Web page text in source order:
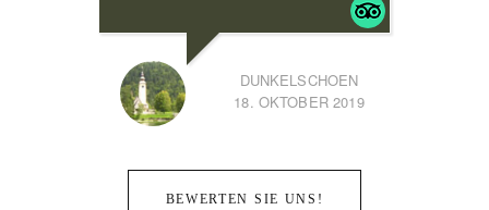
DUNKELSCHOEN
18. OKTOBER 2019
BEWERTEN SIE UNS!